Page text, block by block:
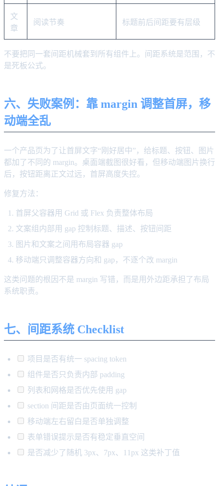
文
章
阅读节奏 标题前后间距要有层级
不要把同一套间距机械套到所有组件上。间距系统是范围，不
是死板公式。
六、失败案例：靠 margin 调整首屏，移
动端全乱
一个产品页为了让首屏文字“刚好居中”，给标题、按钮、图片
都加了不同的 margin。桌面端截图很好看，但移动端图片换行
后，按钮距离正文过远，首屏高度失控。
修复方法：
首屏父容器用 Grid 或 Flex 负责整体布局
文案组内部用 gap 控制标题、描述、按钮间距
图片和文案之间用布局容器 gap
移动端只调整容器方向和 gap，不逐个改 margin
这类问题的根因不是 margin 写错，而是用外边距承担了布局
系统职责。
七、间距系统 Checklist
项目是否有统一 spacing token
组件是否只负责内部 padding
列表和网格是否优先使用 gap
section 间距是否由页面统一控制
移动端左右留白是否单独调整
表单错误提示是否有稳定垂直空间
是否减少了随机 3px、7px、11px 这类补丁值